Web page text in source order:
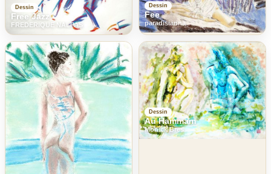
Dessin
Free Jazz
FREDERIQUE NALPAS
Dessin
Fee
paradisianna
Dessin
Au Hammam
Monick Bres